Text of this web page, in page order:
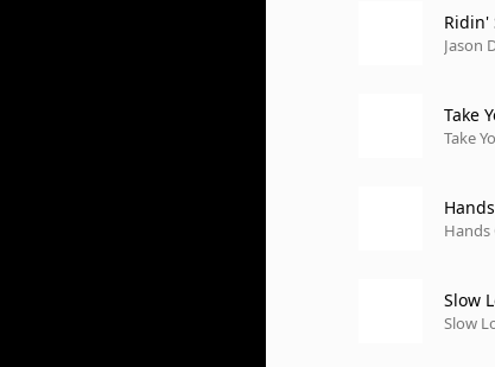
Ridin'
Jason
Take
Take
Hands
Slow
Slow